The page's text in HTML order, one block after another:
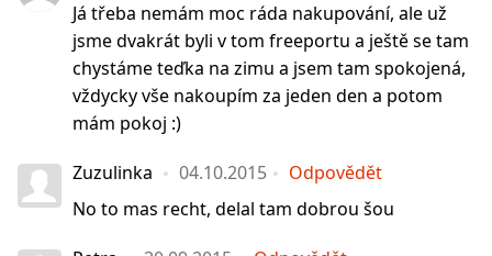
Já třeba nemám moc ráda nakupování, ale už
jsme dvakrát byli v tom freeportu a ještě se tam
chystáme teďka na zimu a jsem tam spokojená,
vždycky vše nakoupím za jeden den a potom
mám pokoj :)
Zuzulinka 04.10.2015
Odpovědět
No to mas recht, delal tam dobrou šou